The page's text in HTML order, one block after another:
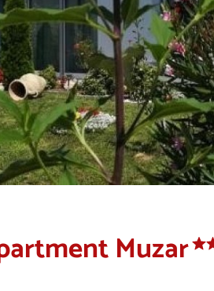
Muzar